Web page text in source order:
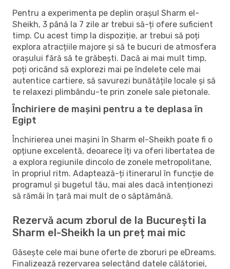
Pentru a experimenta pe deplin orașul Sharm el-
Sheikh, 3 până la 7 zile ar trebui să-ți ofere suficient
timp. Cu acest timp la dispoziție, ar trebui să poți
explora atracțiile majore și să te bucuri de atmosfera
orașului fără să te grăbești. Dacă ai mai mult timp,
poți oricând să explorezi mai pe îndelete cele mai
autentice cartiere, să savurezi bunătățile locale și să
te relaxezi plimbându-te prin zonele sale pietonale.
Închiriere de mașini pentru a te deplasa în
Egipt
Închirierea unei mașini în Sharm el-Sheikh poate fi o
opțiune excelentă, deoarece îți va oferi libertatea de
a explora regiunile dincolo de zonele metropolitane,
în propriul ritm. Adaptează-ți itinerarul în funcție de
programul și bugetul tău, mai ales dacă intenționezi
să rămâi în țară mai mult de o săptămână.
Rezervă acum zborul de la București la
Sharm el-Sheikh la un preț mai mic
Găsește cele mai bune oferte de zboruri pe eDreams.
Finalizează rezervarea selectând datele călătoriei,